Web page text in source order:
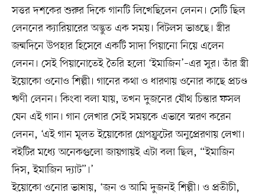
সত্তর দশকের শুরুর দিকে গানটি লিখেছিলেন লেনন। সেটি ছিল
লেননের ক্যারিয়ারের অদ্ভুত এক সময়। বিটলস ভাঙছে। স্ত্রীর
জন্মদিনে উপহার হিসেবে একটি সাদা পিয়ানো নিয়ে এলেন
লেনন। সেই পিয়ানোতেই তৈরি হলো ‘ইমাজিন’–এর সুর। তাঁর স্ত্রী
ইয়োকো ওনোও শিল্পী। গানের কথা ও ধারণায় ওনোর কাছে প্রচণ্ড
ঋণী লেনন। কিংবা বলা যায়, তখন দুজনের যৌথ চিন্তার ফসল
যেন এই গান। গান লেখার সেই সময়কে এভাবে স্মরণ করেন
লেনন, ‘এই গান মূলত ইয়োকোর গ্রেপফ্রুটের অনুপ্রেরণায় লেখা।
বইটির মধ্যে অনেকগুলো জায়গায়ই এটা বলা ছিল, “ইমাজিন
দিস, ইমাজিন দ্যাট”।’
ইয়োকো ওনোর ভাষায়, ‘জন ও আমি দুজনই শিল্পী। ও প্রতীচী,